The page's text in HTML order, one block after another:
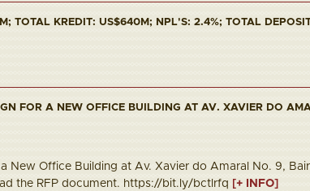
TOTAL KREDIT: US$640M; NPL'S: 2.4%; TOTAL
FOR A NEW OFFICE BUILDING AT AV. XAVIER DO
New Office Building at Av. Xavier do Amaral No. 9,
the RFP document. https://bit.ly/bctlrfq [+ INFO]